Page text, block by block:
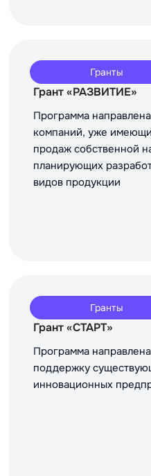
Гранты
Грант «РАЗВИТИЕ»
Программа
компаний, уже
продаж собственной
планирующих
видов продукции
Гранты
Грант «СТАРТ»
Программа
поддержку
инновационных